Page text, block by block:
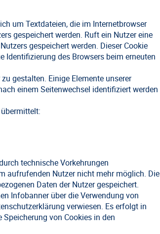
um Textdateien, die im Internetbrowser
gespeichert werden. Ruft ein Nutzer eine
gespeichert werden. Dieser Cookie
Identifizierung des Browsers beim erneuten
gestalten. Einige Elemente unserer
einem Seitenwechsel identifiziert werden
technische Vorkehrungen
aufrufenden Nutzer nicht mehr möglich. Die
Daten der Nutzer gespeichert.
Infobanner über die Verwendung von
verwiesen. Es erfolgt in
von Cookies in den